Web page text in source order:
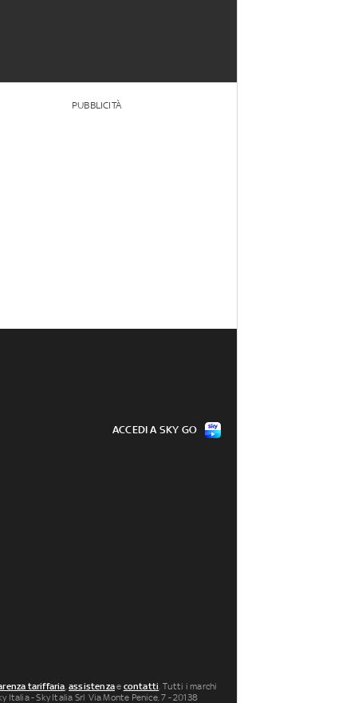
PUBBLICITÀ
ACCEDI A SKY GO
tariffaria,assistenzae contatti. Tutti i marchi
- Sky Italia Srl Via Monte Penice, 7 - 20138